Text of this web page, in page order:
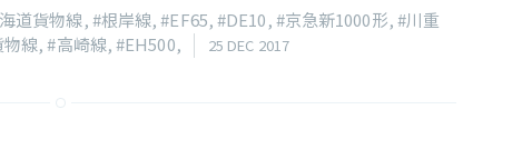
道貨物線,#根岸線,#EF65,#DE10,#京急新1000形,#川重
線,#高崎線,#EH500, 25 DEC 2017